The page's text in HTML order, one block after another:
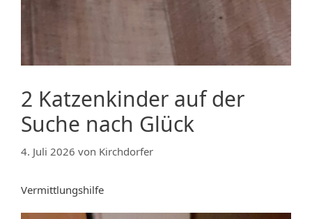
2 Katzenkinder auf der
Suche nach Glück
4. Juli 2026 von Kirchdorfer
Vermittlungshilfe